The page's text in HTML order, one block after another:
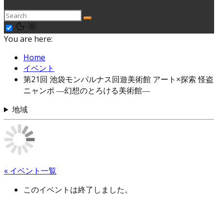
You are here:
Home
イベント
第21回 池袋モンパルナス回遊美術館 アート×探索 怪盗
ニャンポ ―幻想のとろける美術館―
地域
« イベント一覧
このイベントは終了しました。